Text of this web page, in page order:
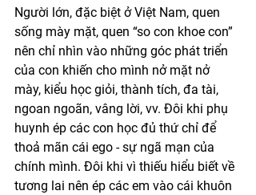
Người lớn, đặc biệt ở Việt Nam, quen
sống mày mặt, quen “so con khoe con”
nên chỉ nhìn vào những góc phát triển
của con khiến cho mình nở mặt nở
mày, kiểu học giỏi, thành tích, đa tài,
ngoan ngoãn, vâng lời, vv. Đôi khi phụ
huynh ép các con học đủ thứ chỉ để
thoả mãn cái ego - sự ngã mạn của
chính mình. Đôi khi vì thiếu hiểu biết về
tương lai nên ép các em vào cái khuôn